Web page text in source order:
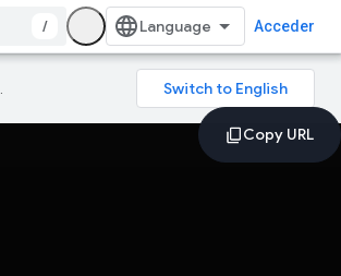
/ Acceder